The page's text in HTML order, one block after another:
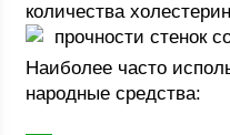
количества
прочности стенок
Наиболее часто
народные средства: